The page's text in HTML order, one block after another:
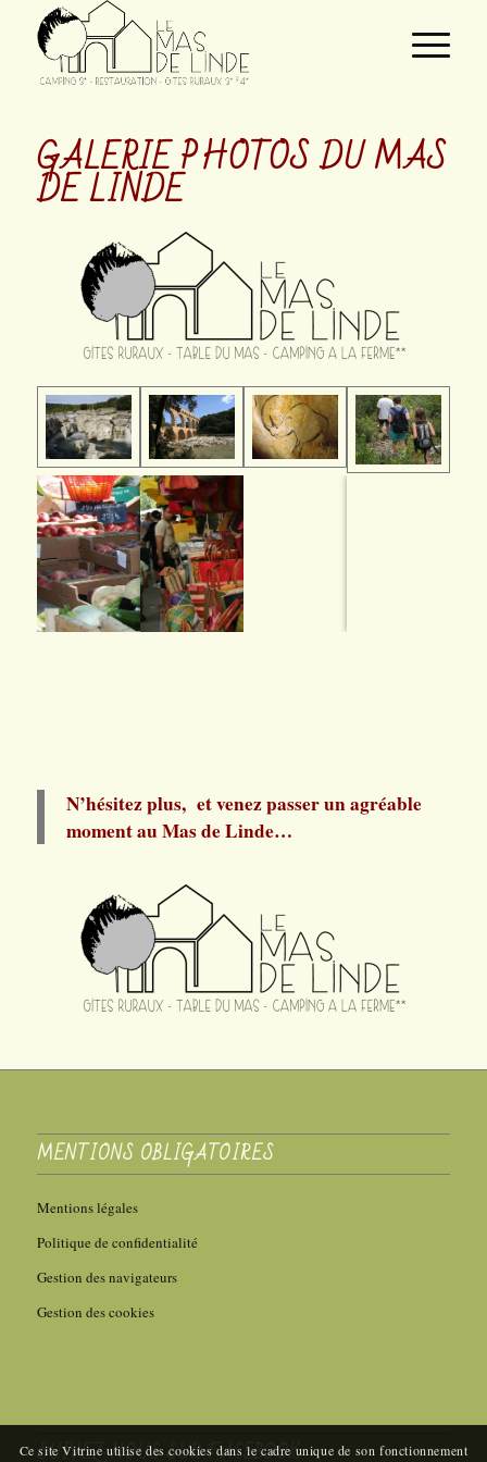
GALERIE PHOTOS DU MAS
DELINDE
N’hésitez plus, et venez passer un agréable
moment au Mas de Linde…
MENTIONS OBLIGATOIRES
Mentions légales
Politique de confidentialité
Gestion des navigateurs
Gestion des cookies
SUIVEZ-NOUS SUR FACEBOOK
Ce site Vitrine utilise des cookies dans le cadre unique de son fonctionnement